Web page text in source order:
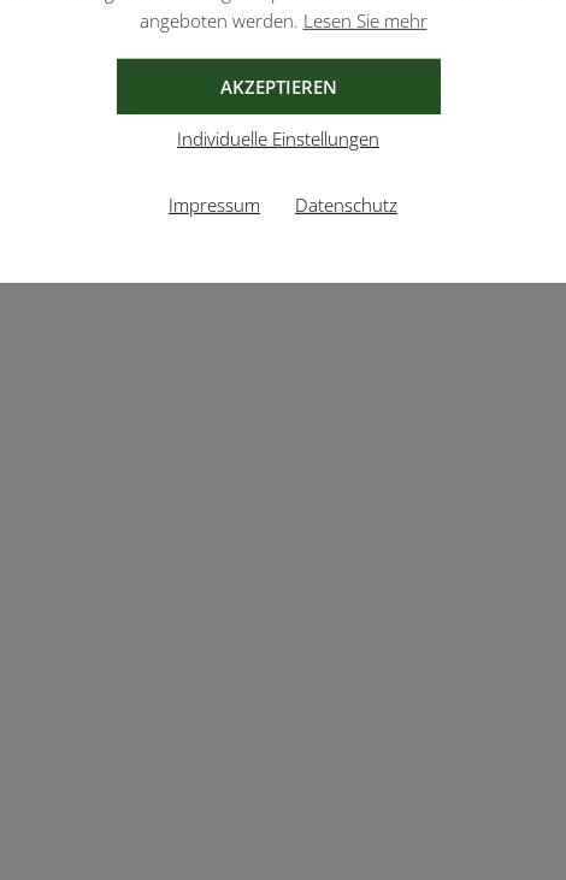
angeboten werden. Lesen Sie mehr
AKZEPTIEREN
Individuelle Einstellungen
Impressum Datenschutz